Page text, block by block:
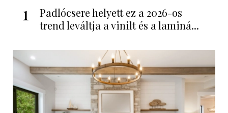
1
Padlócsere helyett ez a 2026-os
trend leváltja a vinilt és a laminá...